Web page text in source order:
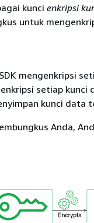
kunci enkripsi
untuk
mengenkripsi
setiap kunci
kunci data
Anda,